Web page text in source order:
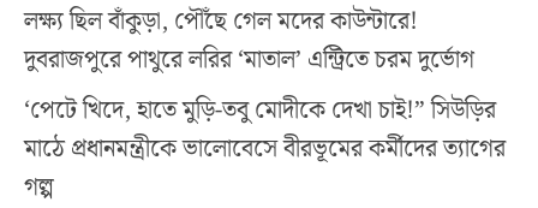
লক্ষ্য ছিল বাঁকুড়া, পৌঁছে গেল মদের কাউন্টারে!
দুবরাজপুরে পাথুরে লরির ‘মাতাল’ এন্ট্রিতে চরম দুর্ভোগ
‘পেটে খিদে, হাতে মুড়ি-তবু মোদীকে দেখা চাই!” সিউড়ির
মাঠে প্রধানমন্ত্রীকে ভালোবেসে বীরভূমের কর্মীদের ত্যাগের
গল্প